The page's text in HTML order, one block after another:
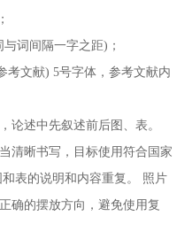
词间隔一字之距)；
考文献) 5号字体，参考文献内
论述中先叙述前后图、表。
清晰书写，目标使用符合国家
表的说明和内容重复。 照片
确的摆放方向，避免使用复